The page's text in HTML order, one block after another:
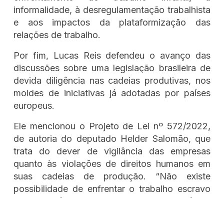
informalidade, à desregulamentação trabalhista
e aos impactos da plataformização das
relações de trabalho.
Por fim, Lucas Reis defendeu o avanço das
discussões sobre uma legislação brasileira de
devida diligência nas cadeias produtivas, nos
moldes de iniciativas já adotadas por países
europeus.
Ele mencionou o Projeto de Lei nº 572/2022,
de autoria do deputado Helder Salomão, que
trata do dever de vigilância das empresas
quanto às violações de direitos humanos em
suas cadeias de produção. “Não existe
possibilidade de enfrentar o trabalho escravo